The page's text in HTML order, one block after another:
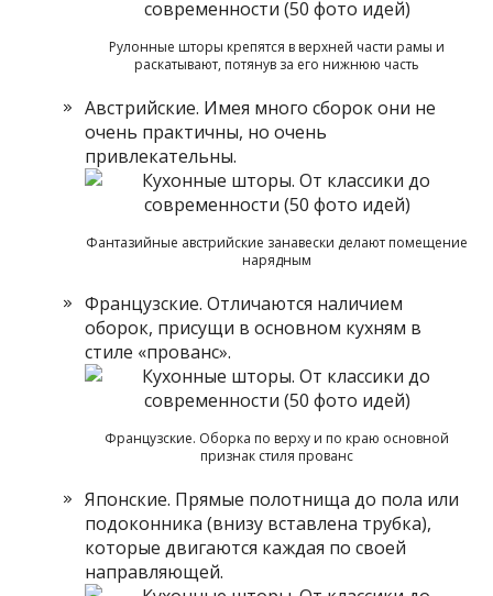
Рулонные шторы крепятся в верхней части рамы и
раскатывают, потянув за его нижнюю часть
Австрийские. Имея много сборок они не
очень практичны, но очень
привлекательны.
Фантазийные австрийские занавески делают помещение
нарядным
Французские. Отличаются наличием
оборок, присущи в основном кухням в
стиле «прованс».
Французские. Оборка по верху и по краю основной
признак стиля прованс
Японские. Прямые полотнища до пола или
подоконника (внизу вставлена трубка),
которые двигаются каждая по своей
направляющей.